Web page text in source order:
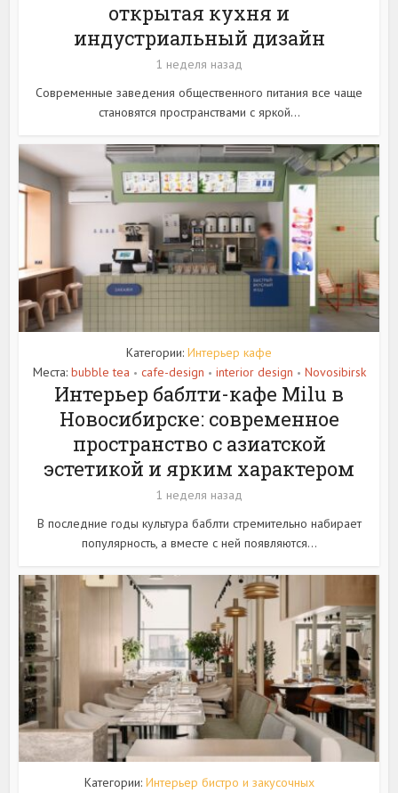
открытая кухня и
индустриальный дизайн
1 неделя назад
Современные заведения общественного питания все чаще
становятся пространствами с яркой...
Категории: Интерьер кафе
Места: bubble tea • cafe-design • interior design • Novosibirsk
Интерьер баблти-кафе Milu в
Новосибирске: современное
пространство с азиатской
эстетикой и ярким характером
1 неделя назад
В последние годы культура баблти стремительно набирает
популярность, а вместе с ней появляются...
Категории: Интерьер бистро и закусочных